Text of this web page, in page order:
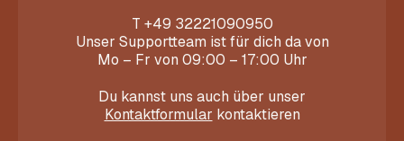
T +49 32221090950
Unser Supportteam ist für dich da von
Mo – Fr von 09:00 – 17:00 Uhr
Du kannst uns auch über unser
Kontaktformular kontaktieren